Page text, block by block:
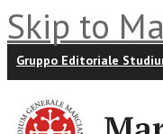
Skip to
Gruppo Editoriale